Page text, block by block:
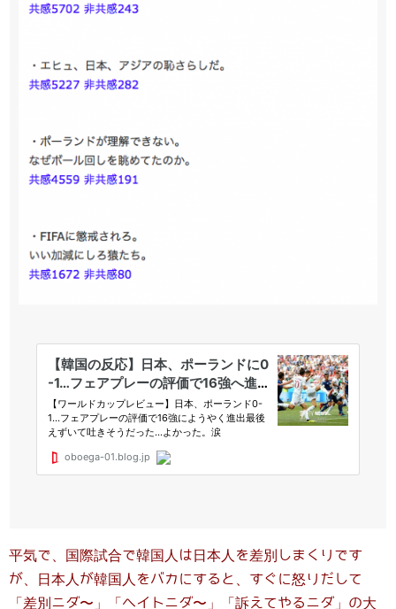
平気で、国際試合で韓国人は日本人を差別しまくりです
が、日本人が韓国人をバカにすると、すぐに怒りだして
「差別ニダ〜」「ヘイトニダ〜」「訴えてやるニダ」の大